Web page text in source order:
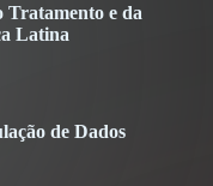
Tratamento e da
Latina
de Dados